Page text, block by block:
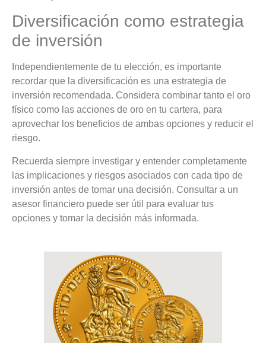
Diversificación como estrategia
de inversión
Independientemente de tu elección, es importante
recordar que la diversificación es una estrategia de
inversión recomendada. Considera combinar tanto el oro
físico como las acciones de oro en tu cartera, para
aprovechar los beneficios de ambas opciones y reducir el
riesgo.
Recuerda siempre investigar y entender completamente
las implicaciones y riesgos asociados con cada tipo de
inversión antes de tomar una decisión. Consultar a un
asesor financiero puede ser útil para evaluar tus
opciones y tomar la decisión más informada.